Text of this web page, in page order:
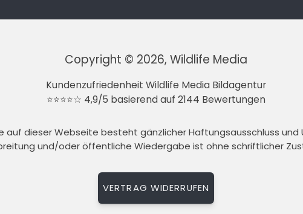
Copyright © 2026, Wildlife Media
Kundenzufriedenheit Wildlife Media Bildagentur
⭐⭐⭐⭐☆ 4,9/5 basierend auf 2144 Bewertungen
auf dieser Webseite besteht gänzlicher Haftungsausschluss
und/oder öffentliche Wiedergabe ist ohne schriftlicher
VERTRAG WIDERRUFEN